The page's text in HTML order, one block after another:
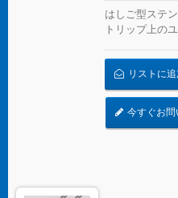
はしご型ステ
トリップ上の
す
リストに
今すぐお